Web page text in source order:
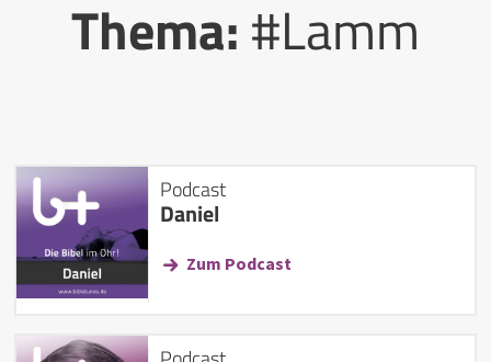
Thema:#Lamm
Podcast
Daniel
Zum Podcast